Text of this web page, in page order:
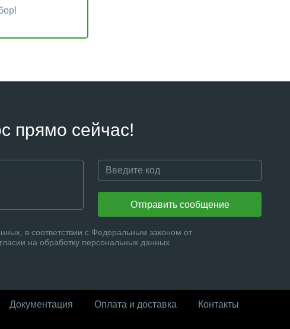
прямо сейчас!
Отправить сообщение
в соответствии с Федеральным законом от
на обработку персональных данных
Документация Оплата и доставка Контакты